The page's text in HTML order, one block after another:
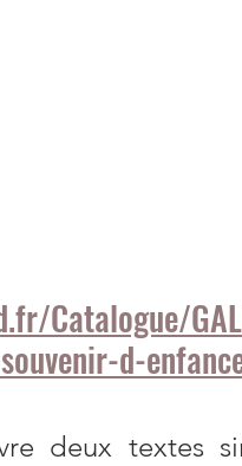
Catalogue/
d-
deux textes